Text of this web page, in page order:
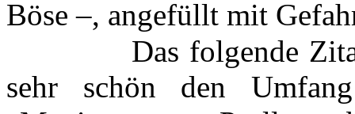
Böse –, angefüllt mit
Das folgende
sehr schön den